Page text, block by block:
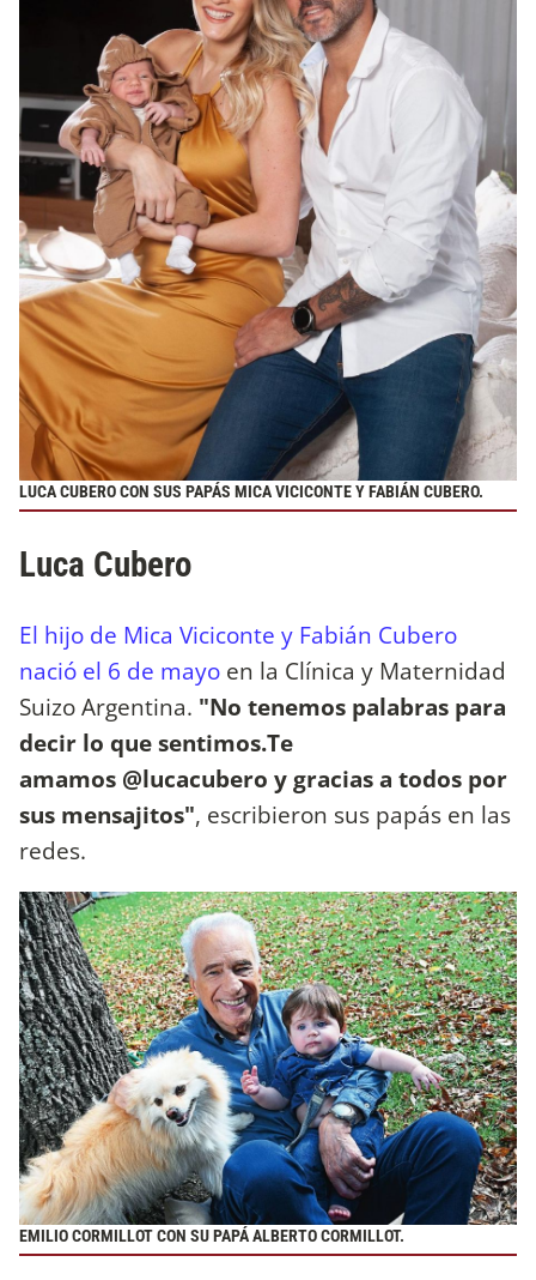
LUCA CUBERO CON SUS PAPÁS MICA VICICONTE Y FABIÁN CUBERO.
Luca Cubero
El hijo de Mica Viciconte y Fabián Cubero
nació el 6 de mayo en la Clínica y Maternidad
Suizo Argentina. "No tenemos palabras para
decir lo que sentimos.Te
amamos @lucacubero y gracias a todos por
sus mensajitos", escribieron sus papás en las
redes.
EMILIO CORMILLOT CON SU PAPÁ ALBERTO CORMILLOT.